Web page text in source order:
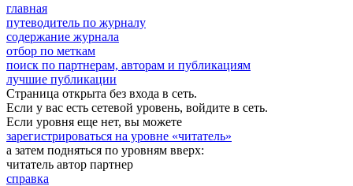
главная
путеводитель по журналу
содержание журнала
отбор по меткам
поиск по партнерам, авторам и публикациям
лучшие публикации
Страница открыта без входа в сеть.
Если у вас есть сетевой уровень, войдите в сеть.
Если уровня еще нет, вы можете
зарегистрироваться на уровне «читатель»
а затем подняться по уровням вверх:
читатель автор партнер
справка